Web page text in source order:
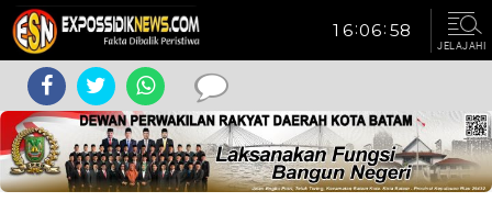
JELAJAHI